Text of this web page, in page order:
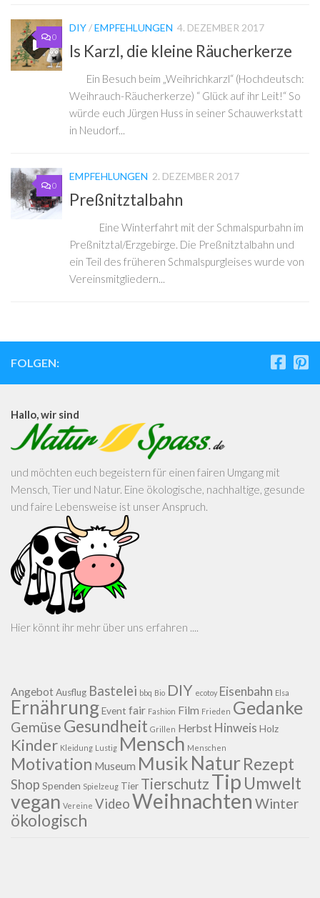
0
DIY /EMPFEHLUNGEN 4. DEZEMBER 2017
Is Karzl, die kleine Räucherkerze
Ein Besuch beim „Weihrichkarzl“ (Hochdeutsch:
Weihrauch-Räucherkerze) “ Glück auf ihr Leit!“ So
würde euch Jürgen Huss in seiner Schauwerkstatt
in Neudorf...
0
EMPFEHLUNGEN 2. DEZEMBER 2017
Preßnitztalbahn
Eine Winterfahrt mit der Schmalspurbahn im
Preßnitztal/Erzgebirge. Die Preßnitztalbahn und
ein Teil des früheren Schmalspurgleises wurde von
Vereinsmitgliedern...
FOLGEN:
Hallo, wir sind
und möchten euch begeistern für einen fairen Umgang mit
Mensch, Tier und Natur. Eine ökologische, nachhaltige, gesunde
und faire Lebensweise ist unser Anspruch.
Hier könnt ihr mehr über uns erfahren ....
AngebotAusflug Bastelei bbq Bio DIY ecotoy Eisenbahn Elsa
ErnährungEvent fair Fashion Film Frieden Gedanke
Gemüse Gesundheit Grillen Herbst Hinweis Holz
Kinder Kleidung Lustig Mensch Menschen
Motivation Museum Musik NaturRezept
Shop Spenden Spielzeug Tier Tierschutz Tip Umwelt
vegan Vereine VideoWeihnachten Winter
ökologisch